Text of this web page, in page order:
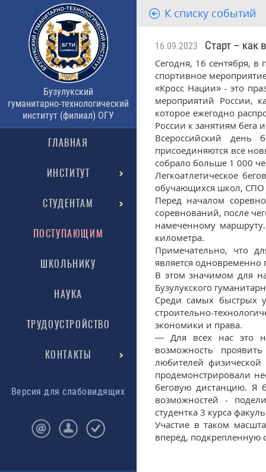
Бузулукский
гуманитарно-технологический
институт (филиал) ОГУ
ГЛАВНАЯ
ИНСТИТУТ
СТУДЕНТАМ
ПОСТУПАЮЩИМ
ШКОЛЬНИКУ
НАУКА
ТРУДОУСТРОЙСТВО
КОНТАКТЫ
Версия для слабовидящих
К списку событий
16.09.2023 Старт – как
Сегодня, 16 сентября,
спортивное
«Кросс Нации» - это
мероприятий России,
которое ежегодно
России к занятиям бега
Всероссийский день
присоединяются все
собрало больше 1 000
Легкоатлетическое
обучающихся школ, СПО
Перед началом
соревнований, после
намеченному
километра.
Примечательно, что
является
В этом значимом для
Бузулукского
Среди самых быстрых
строительно-
экономики и права.
— Для всех нас это
возможность
любителей
продемонстрировали
беговую дистанцию. Я
возможностей -
студентка 3 курса
Участие в таком
вперёд, подкрепленную